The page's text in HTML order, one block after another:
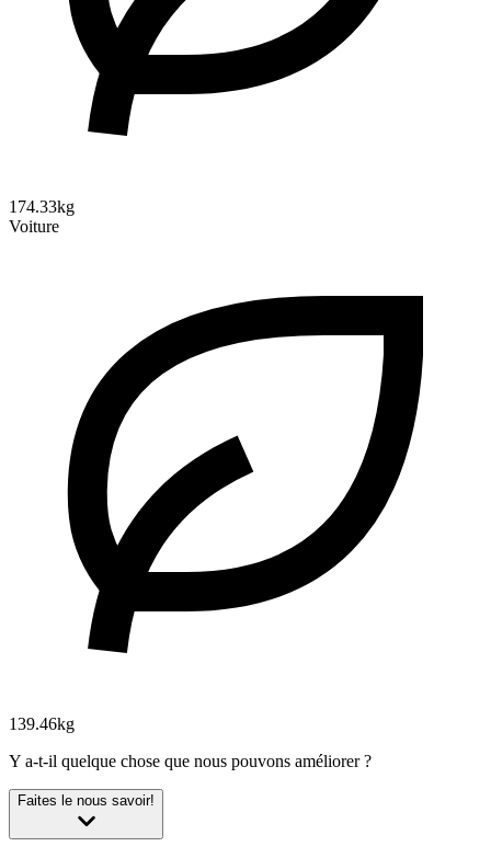
174.33kg
Voiture
139.46kg
Y a-t-il quelque chose que nous pouvons améliorer ?
Faites le nous savoir!